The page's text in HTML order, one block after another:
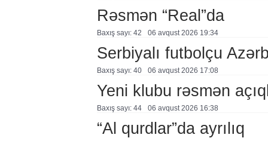
Rəsmən “Real”da
Baxış sayı: 42 06 avqust 2026 19:34
Serbiyalı futbolçu
Baxış sayı: 40 06 avqust 2026 17:08
Yeni klubu rəsmən
Baxış sayı: 44 06 avqust 2026 16:38
“Al qurdlar”da ayrılıq